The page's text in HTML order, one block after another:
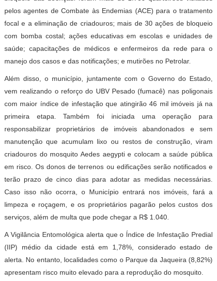
pelos agentes de Combate às Endemias (ACE) para o tratamento
focal e a eliminação de criadouros; mais de 30 ações de bloqueio
com bomba costal; ações educativas em escolas e unidades de
saúde; capacitações de médicos e enfermeiros da rede para o
manejo dos casos e das notificações; e mutirões no Petrolar.
Além disso, o município, juntamente com o Governo do Estado,
vem realizando o reforço do UBV Pesado (fumacê) nas poligonais
com maior índice de infestação que atingirão 46 mil imóveis já na
primeira etapa. Também foi iniciada uma operação para
responsabilizar proprietários de imóveis abandonados e sem
manutenção que acumulam lixo ou restos de construção, viram
criadouros do mosquito Aedes aegypti e colocam a saúde pública
em risco. Os donos de terrenos ou edificações serão notificados e
terão prazo de cinco dias para adotar as medidas necessárias.
Caso isso não ocorra, o Município entrará nos imóveis, fará a
limpeza e roçagem, e os proprietários pagarão pelos custos dos
serviços, além de multa que pode chegar a R$ 1.040.
A Vigilância Entomológica alerta que o Índice de Infestação Predial
(IIP) médio da cidade está em 1,78%, considerado estado de
alerta. No entanto, localidades como o Parque da Jaqueira (8,82%)
apresentam risco muito elevado para a reprodução do mosquito.